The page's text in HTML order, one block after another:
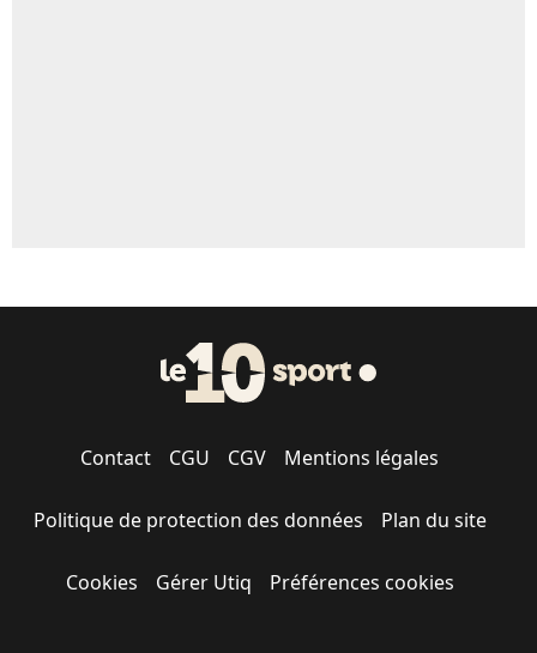
Contact CGU CGV Mentions légales
Politique de protection des données Plan du site
Cookies Gérer Utiq Préférences cookies